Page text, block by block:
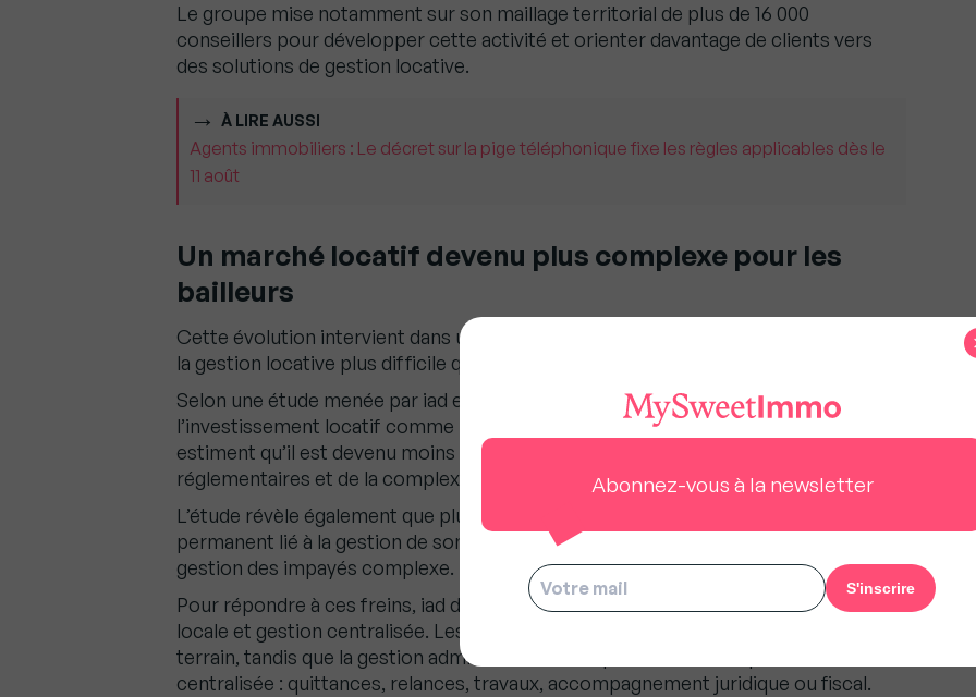
Le groupe mise notamment sur son maillage territorial de plus de 16 000
conseillers pour développer cette activité et orienter davantage de clients vers
des solutions de gestion locative.
À LIRE AUSSI
Agents immobiliers : Le décret sur la pige téléphonique fixe les règles applicables dès le
11 août
Un marché locatif devenu plus complexe pour les
bailleurs
Cette évolution intervient dans un contexte où de nombreux propriétaires jugent
la gestion locative plus difficile qu’auparavant.
Selon une étude menée par iad en juin 2025, six Français sur dix considèrent encore
l’investissement locatif comme un placement pertinent. Mais près d’un tiers
estiment qu’il est devenu moins attractif, notamment à cause des contraintes
réglementaires et de la complexité administrative.
L’étude révèle également que plus d’un bailleur sur trois évoque un stress
permanent lié à la gestion de son bien. Par ailleurs, 89 % des Français jugent la
gestion des impayés complexe.
Pour répondre à ces freins, iad déploie un modèle hybride associant présence
locale et gestion centralisée. Les visites sont réalisées par les conseillers sur le
terrain, tandis que la gestion administrative, comptable et technique est
centralisée : quittances, relances, travaux, accompagnement juridique ou fiscal.
Abonnez-vous à la newsletter